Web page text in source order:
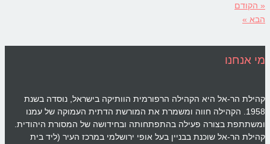
« הקודם
הבא »
מי אנחנו
קהילת הר-אל היא הקהילה הרפורמית הוותיקה בישראל, נוסדה בשנת
1958. הקהילה חווה ומשמרת את המורשת הדתית העמוקה של עמנו
ומשתתפת בצורה פעילה בהתפתחותה ובחידושה של המסורת היהודית.
קהילת הר-אל שוכנת בבניין בעל אופי ירושלמי במרכז העיר (ליד בית